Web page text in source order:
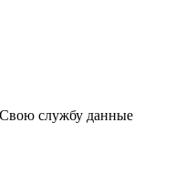
Свою службу данные